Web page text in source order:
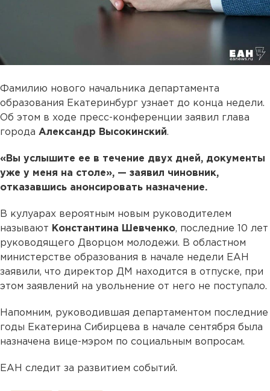
Фамилию нового начальника департамента
образования Екатеринбург узнает до конца недели.
Об этом в ходе пресс-конференции заявил глава
города Александр Высокинский.
«Вы услышите ее в течение двух дней, документы
уже у меня на столе», — заявил чиновник,
отказавшись анонсировать назначение.
В кулуарах вероятным новым руководителем
называют Константина Шевченко, последние 10 лет
руководящего Дворцом молодежи. В областном
министерстве образования в начале недели ЕАН
заявили, что директор ДМ находится в отпуске, при
этом заявлений на увольнение от него не поступало.
Напомним, руководившая департаментом последние
годы Екатерина Сибирцева в начале сентября была
назначена вице-мэром по социальным вопросам.
ЕАН следит за развитием событий.